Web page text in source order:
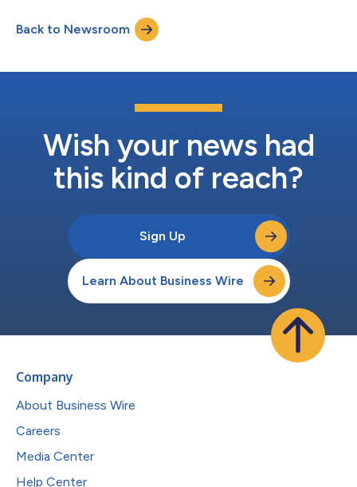
ha dejado de aumentar en las últimas décadas y pagar las
facturas médicas se convirtió en una tarea cada vez más difícil
Back to Newsroom
Wish your news had
this kind of reach?
Sign Up
Learn About Business Wire
Company
About Business Wire
Careers
Media Center
Help Center